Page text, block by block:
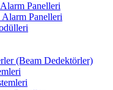
Panelleri
Alarm Panelleri
(Beam Dedektörler)